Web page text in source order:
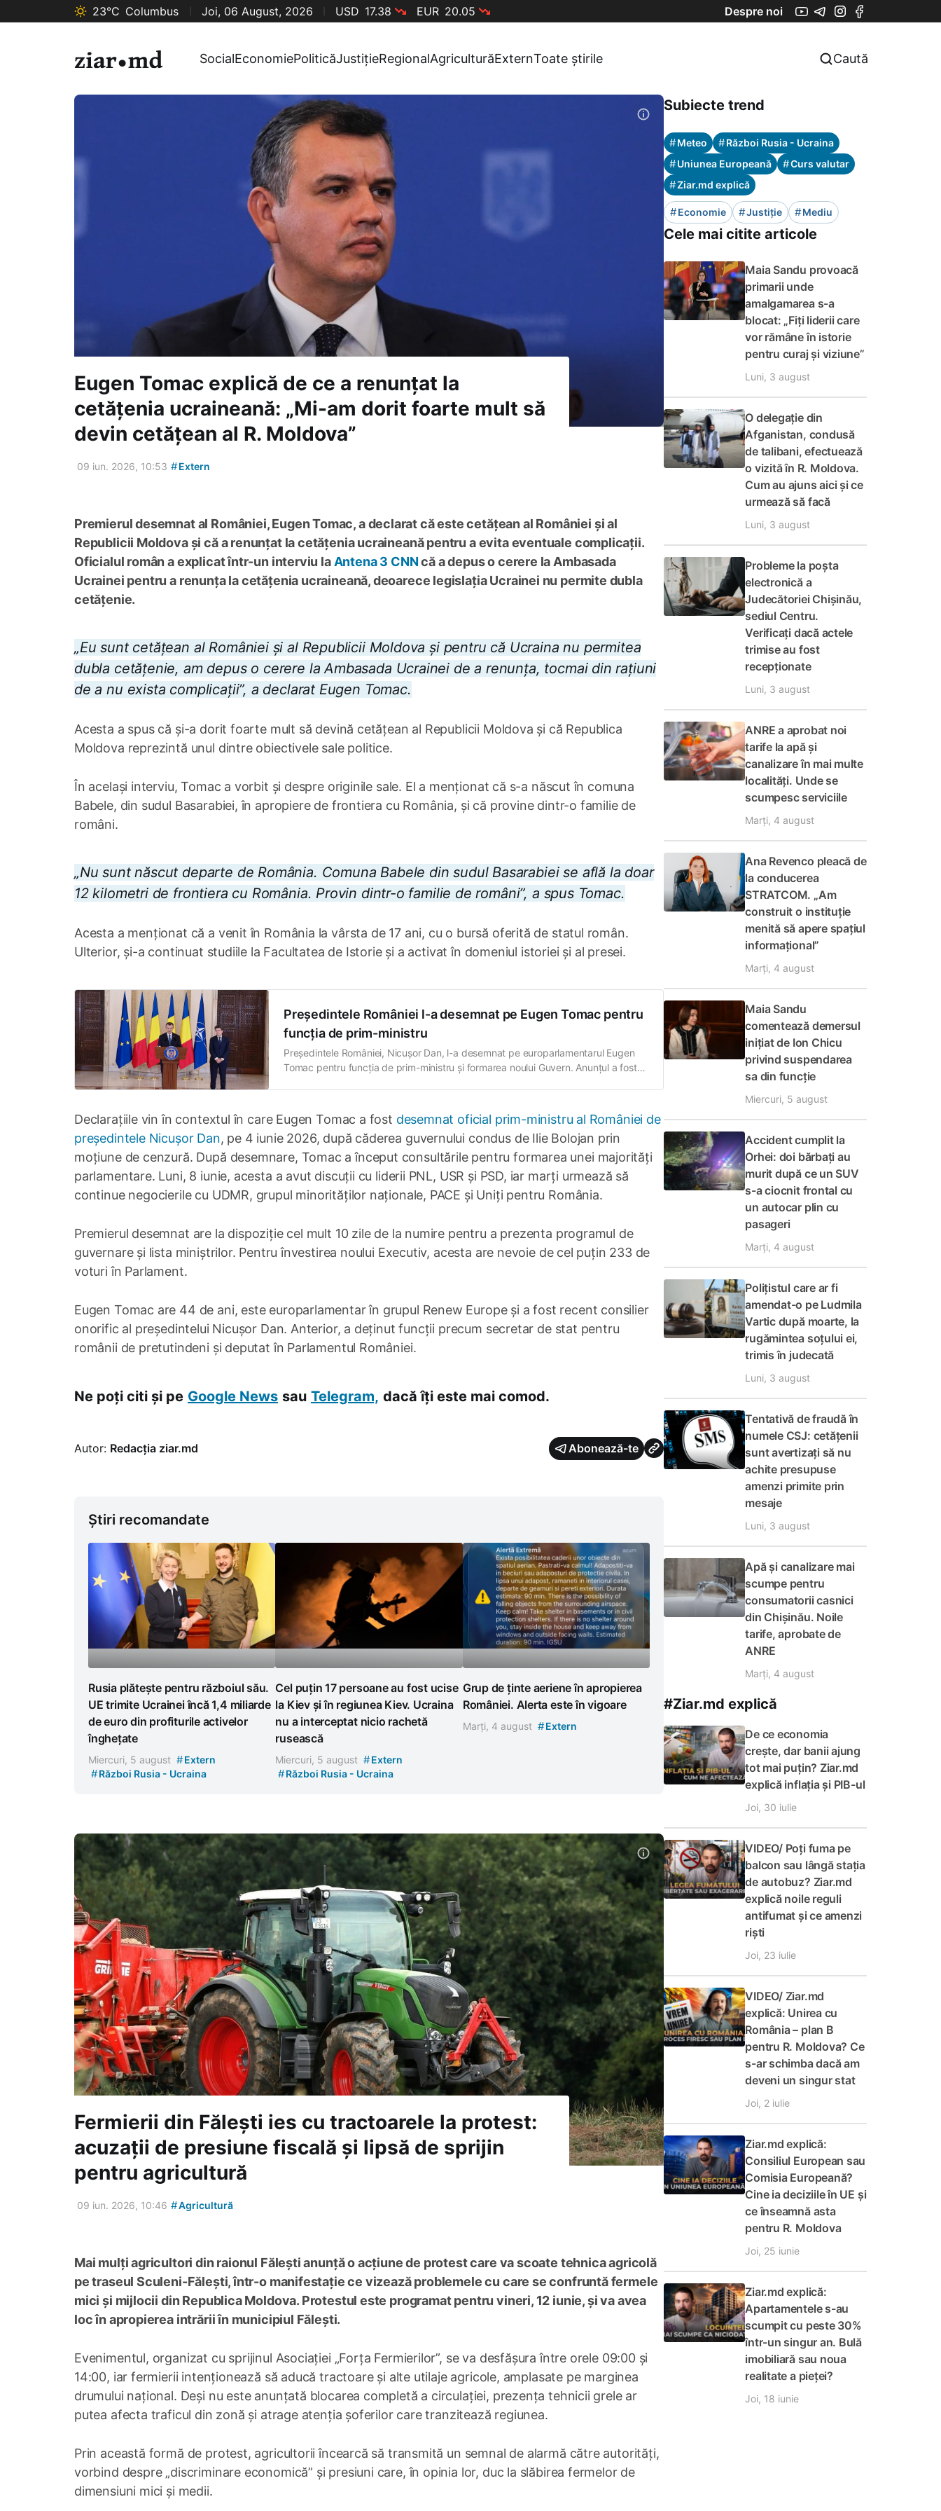
23°C Columbus Joi, 06 August, 2026 USD 17.38 EUR 20.05 Despre noi
SocialEconomiePoliticăJustițieRegionalAgriculturăExternToate știrile Caută
Eugen Tomac explică de ce a renunțat la
cetățenia ucraineană: „Mi-am dorit foarte mult să
devin cetățean al R. Moldova”
09 iun. 2026, 10:53 #Extern
Premierul desemnat al României, Eugen Tomac, a declarat că este cetățean al României și al
Republicii Moldova și că a renunțat la cetățenia ucraineană pentru a evita eventuale complicații.
Oficialul român a explicat într-un interviu laAntena 3 CNNcă a depus o cerere la Ambasada
Ucrainei pentru a renunța la cetățenia ucraineană, deoarece legislația Ucrainei nu permite dubla
cetățenie.
„Eu sunt cetățean al României și al Republicii Moldova și pentru că Ucraina nu permitea
dubla cetățenie, am depus o cerere la Ambasada Ucrainei de a renunța, tocmai din rațiuni
de a nu exista complicații”, a declarat Eugen Tomac.
Acesta a spus că și-a dorit foarte mult să devină cetățean al Republicii Moldova și că Republica
Moldova reprezintă unul dintre obiectivele sale politice.
În același interviu, Tomac a vorbit și despre originile sale. El a menționat că s-a născut în comuna
Babele, din sudul Basarabiei, în apropiere de frontiera cu România, și că provine dintr-o familie de
români.
„Nu sunt născut departe de România. Comuna Babele din sudul Basarabiei se află la doar
12 kilometri de frontiera cu România. Provin dintr-o familie de români”, a spus Tomac.
Acesta a menționat că a venit în România la vârsta de 17 ani, cu o bursă oferită de statul român.
Ulterior, și-a continuat studiile la Facultatea de Istorie și a activat în domeniul istoriei și al presei.
Președintele României l-a desemnat pe Eugen Tomac pentru
funcția de prim-ministru
Președintele României, Nicușor Dan, l-a desemnat pe europarlamentarul Eugen
Tomac pentru funcția de prim-ministru și formarea noului Guvern. Anunțul a fost
Declarațiile vin în contextul în care Eugen Tomac a fost desemnat oficial prim-ministru al României de
președintele Nicușor Dan, pe 4 iunie 2026, după căderea guvernului condus de Ilie Bolojan prin
moțiune de cenzură. După desemnare, Tomac a început consultările pentru formarea unei majorități
parlamentare. Luni, 8 iunie, acesta a avut discuții cu liderii PNL, USR și PSD, iar marți urmează să
continue negocierile cu UDMR, grupul minorităților naționale, PACE și Uniți pentru România.
Premierul desemnat are la dispoziție cel mult 10 zile de la numire pentru a prezenta programul de
guvernare și lista miniștrilor. Pentru învestirea noului Executiv, acesta are nevoie de cel puțin 233 de
voturi în Parlament.
Eugen Tomac are 44 de ani, este europarlamentar în grupul Renew Europe și a fost recent consilier
onorific al președintelui Nicușor Dan. Anterior, a deținut funcții precum secretar de stat pentru
românii de pretutindeni și deputat în Parlamentul României.
Ne poți citi și pe Google News sau Telegram, dacă îți este mai comod.
Autor: Redacția ziar.md Abonează-te
Știri recomandate
Rusia plătește pentru războiul său.
UE trimite Ucrainei încă 1,4 miliarde
de euro din profiturile activelor
înghețate
Miercuri, 5 august #Extern
#Război Rusia - Ucraina
Cel puțin 17 persoane au fost ucise
la Kiev și în regiunea Kiev. Ucraina
nu a interceptat nicio rachetă
rusească
Miercuri, 5 august #Extern
#Război Rusia - Ucraina
Grup de ținte aeriene în apropierea
României. Alerta este în vigoare
Marți, 4 august #Extern
Fermierii din Fălești ies cu tractoarele la protest:
acuzații de presiune fiscală și lipsă de sprijin
pentru agricultură
09 iun. 2026, 10:46 #Agricultură
Mai mulți agricultori din raionul Fălești anunță o acțiune de protest care va scoate tehnica agricolă
pe traseul Sculeni-Fălești, într-o manifestație ce vizează problemele cu care se confruntă fermele
mici și mijlocii din Republica Moldova. Protestul este programat pentru vineri, 12 iunie, și va avea
loc în apropierea intrării în municipiul Fălești.
Evenimentul, organizat cu sprijinul Asociației „Forța Fermierilor”, se va desfășura între orele 09:00 și
14:00, iar fermierii intenționează să aducă tractoare și alte utilaje agricole, amplasate pe marginea
drumului național. Deși nu este anunțată blocarea completă a circulației, prezența tehnicii grele ar
putea afecta traficul din zonă și atrage atenția șoferilor care tranzitează regiunea.
Prin această formă de protest, agricultorii încearcă să transmită un semnal de alarmă către autorități,
vorbind despre „discriminare economică” și presiuni care, în opinia lor, duc la slăbirea fermelor de
dimensiuni mici și medii.
Subiecte trend
#Meteo #Război Rusia - Ucraina
#Uniunea Europeană #Curs valutar
#Ziar.md explică
#Economie #Justiție #Mediu
Cele mai citite articole
Maia Sandu provoacă
primarii unde
amalgamarea s-a
blocat: „Fiți liderii care
vor rămâne în istorie
pentru curaj și viziune”
Luni, 3 august
O delegație din
Afganistan, condusă
de talibani, efectuează
o vizită în R. Moldova.
Cum au ajuns aici și ce
urmează să facă
Luni, 3 august
Probleme la poșta
electronică a
Judecătoriei Chișinău,
sediul Centru.
Verificați dacă actele
trimise au fost
recepționate
Luni, 3 august
ANRE a aprobat noi
tarife la apă și
canalizare în mai multe
localități. Unde se
scumpesc serviciile
Marți, 4 august
Ana Revenco pleacă de
la conducerea
STRATCOM. „Am
construit o instituție
menită să apere spațiul
informațional”
Marți, 4 august
Maia Sandu
comentează demersul
inițiat de Ion Chicu
privind suspendarea
sa din funcție
Miercuri, 5 august
Accident cumplit la
Orhei: doi bărbați au
murit după ce un SUV
s-a ciocnit frontal cu
un autocar plin cu
pasageri
Marți, 4 august
Polițistul care ar fi
amendat-o pe Ludmila
Vartic după moarte, la
rugămintea soțului ei,
trimis în judecată
Luni, 3 august
Tentativă de fraudă în
numele CSJ: cetățenii
sunt avertizați să nu
achite presupuse
amenzi primite prin
mesaje
Luni, 3 august
Apă și canalizare mai
scumpe pentru
consumatorii casnici
din Chișinău. Noile
tarife, aprobate de
ANRE
Marți, 4 august
#Ziar.md explică
De ce economia
crește, dar banii ajung
tot mai puțin? Ziar.md
explică inflația și PIB-ul
Joi, 30 iulie
VIDEO/ Poți fuma pe
balcon sau lângă stația
de autobuz? Ziar.md
explică noile reguli
antifumat și ce amenzi
riști
Joi, 23 iulie
VIDEO/ Ziar.md
explică: Unirea cu
România – plan B
pentru R. Moldova? Ce
s-ar schimba dacă am
deveni un singur stat
Joi, 2 iulie
Ziar.md explică:
Consiliul European sau
Comisia Europeană?
Cine ia deciziile în UE și
ce înseamnă asta
pentru R. Moldova
Joi, 25 iunie
Ziar.md explică:
Apartamentele s-au
scumpit cu peste 30%
într-un singur an. Bulă
imobiliară sau noua
realitate a pieței?
Joi, 18 iunie